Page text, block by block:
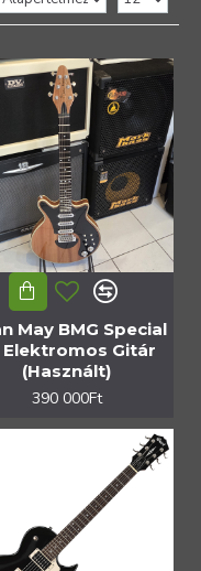
May BMG Special
Elektromos Gitár
(Használt)
390 000Ft